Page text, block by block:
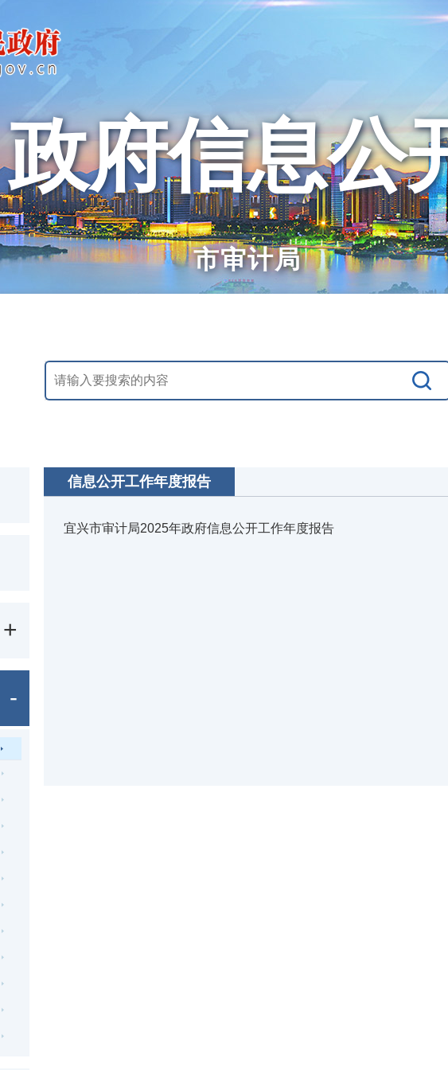
政府信息公
市审计局
信息公开工作年度报告
宜兴市审计局2025年政府信息公开工作年度报告